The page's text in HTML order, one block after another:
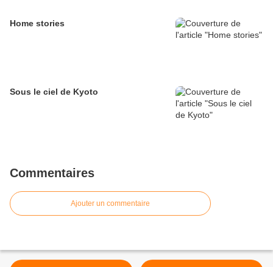
Home stories
Sous le ciel de Kyoto
Commentaires
Ajouter un commentaire